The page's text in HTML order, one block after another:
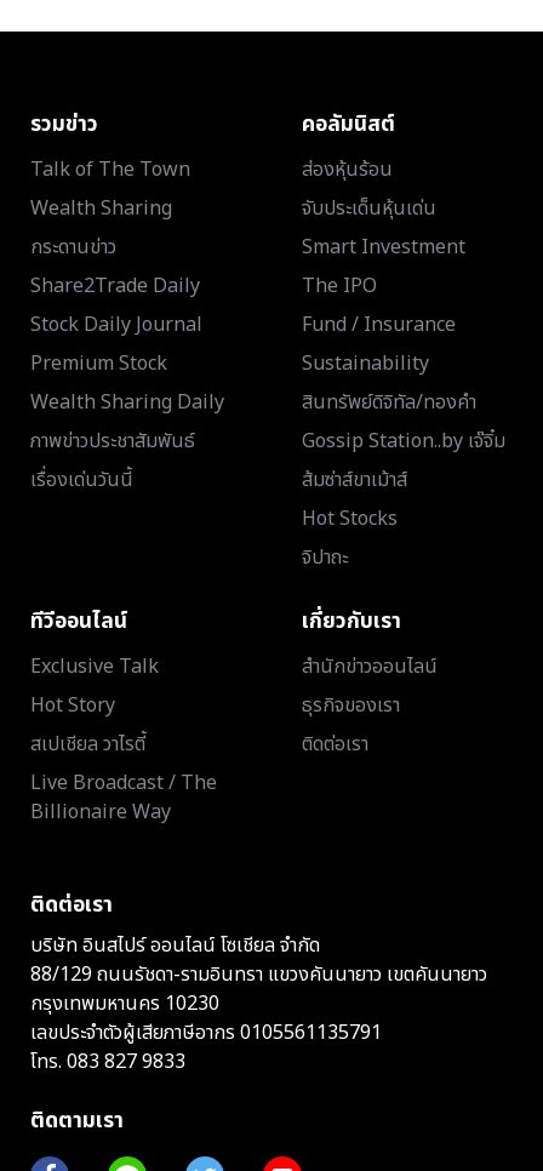
รวมข่าว
Talk of The Town
Wealth Sharing
กระดานข่าว
Share2Trade Daily
Stock Daily Journal
Premium Stock
Wealth Sharing Daily
ภาพข่าวประชาสัมพันธ์
เรื่องเด่นวันนี้
คอลัมนิสต์
ส่องหุ้นร้อน
จับประเด็นหุ้นเด่น
Smart Investment
The IPO
Fund / Insurance
Sustainability
สินทรัพย์ดิจิทัล/ทองคำ
Gossip Station..by เจ๊จิ๋ม
ส้มซ่าส์ขาเม้าส์
Hot Stocks
จิปาถะ
ทีวีออนไลน์
Exclusive Talk
Hot Story
สเปเชียล วาไรตี้
Live Broadcast / The
Billionaire Way
เกี่ยวกับเรา
สำนักข่าวออนไลน์
ธุรกิจของเรา
ติดต่อเรา
ติดต่อเรา
บริษัท อินสไปร์ ออนไลน์ โซเชียล จำกัด
88/129 ถนนรัชดา-รามอินทรา แขวงคันนายาว เขตคันนายาว
กรุงเทพมหานคร 10230
เลขประจำตัวผู้เสียภาษีอากร 0105561135791
โทร. 083 827 9833
ติดตามเรา